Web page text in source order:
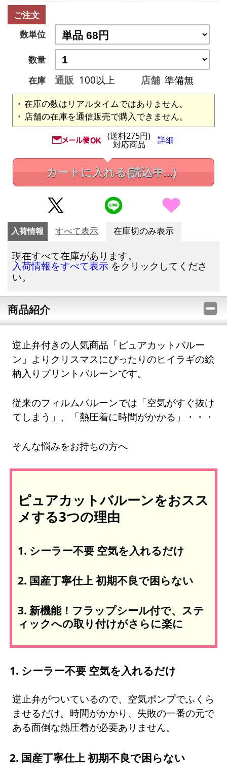
ご注文
数単位
数量
在庫
通販 100以上 店舗 準備無
在庫の数はリアルタイムではありません。
店舗の在庫を通信販売で購入できません。
(送料275円)
対応商品 詳細
カートに入れる(読込中...)
入荷情報 すべて表示 在庫切のみ表示
現在すべて在庫があります。
入荷情報をすべて表示 をクリックしてくださ
い。
商品紹介
逆止弁付きの人気商品「ピュアカットバルー
ン」よりクリスマスにぴったりのヒイラギの絵
柄入りプリントバルーンです。
従来のフィルムバルーンでは「空気がすぐ抜け
てしまう」、「熱圧着に時間がかかる」・・・
そんな悩みをお持ちの方へ
ピュアカットバルーンをおスス
メする3つの理由
1. シーラー不要 空気を入れるだけ
2. 国産丁寧仕上 初期不良で困らない
3. 新機能！フラップシール付で、ステ
ィックへの取り付けがさらに楽に
1. シーラー不要 空気を入れるだけ
逆止弁がついているので、空気ポンプでふくら
ませるだけ。時間がかかり、失敗の一番の元で
ある面倒な熱圧着が必要ありません。
2. 国産丁寧仕上 初期不良で困らない